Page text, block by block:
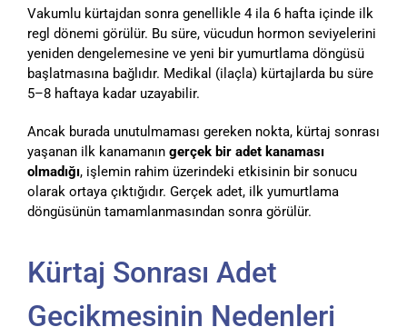
Vakumlu kürtajdan sonra genellikle 4 ila 6 hafta içinde ilk
regl dönemi görülür. Bu süre, vücudun hormon seviyelerini
yeniden dengelemesine ve yeni bir yumurtlama döngüsü
başlatmasına bağlıdır. Medikal (ilaçla) kürtajlarda bu süre
5–8 haftaya kadar uzayabilir.
Ancak burada unutulmaması gereken nokta, kürtaj sonrası
yaşanan ilk kanamanın gerçek bir adet kanaması
olmadığı, işlemin rahim üzerindeki etkisinin bir sonucu
olarak ortaya çıktığıdır. Gerçek adet, ilk yumurtlama
döngüsünün tamamlanmasından sonra görülür.
Kürtaj Sonrası Adet
Gecikmesinin Nedenleri